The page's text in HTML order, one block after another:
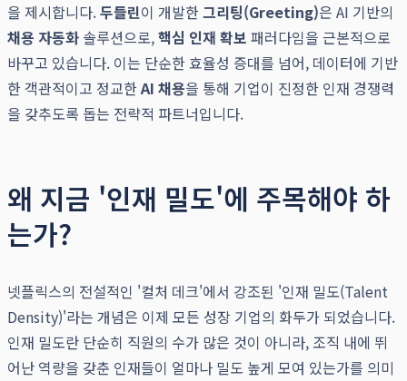
을 제시합니다.두들린이 개발한그리팅(Greeting)은 AI 기반의
채용 자동화 솔루션으로,핵심 인재 확보 패러다임을 근본적으로
바꾸고 있습니다. 이는 단순한 효율성 증대를 넘어, 데이터에 기반
한 객관적이고 정교한AI 채용을 통해 기업이 진정한 인재 경쟁력
을 갖추도록 돕는 전략적 파트너입니다.
왜 지금 '인재 밀도'에 주목해야 하
는가?
넷플릭스의 전설적인 '컬처 데크'에서 강조된 '인재 밀도(Talent
Density)'라는 개념은 이제 모든 성장 기업의 화두가 되었습니다.
인재 밀도란 단순히 직원의 수가 많은 것이 아니라, 조직 내에 뛰
어난 역량을 갖춘 인재들이 얼마나 밀도 높게 모여 있는가를 의미